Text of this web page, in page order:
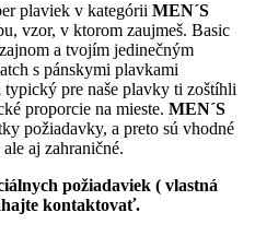
plaviek v kategórii MEN´S
vzor, v ktorom zaujmeš. Basic
a tvojím jedinečným
s pánskymi plavkami
typický pre naše plavky ti zoštíhli
proporcie na mieste. MEN´S
požiadavky, a preto sú vhodné
aj zahraničné.
požiadaviek ( vlastná
kontaktovať.